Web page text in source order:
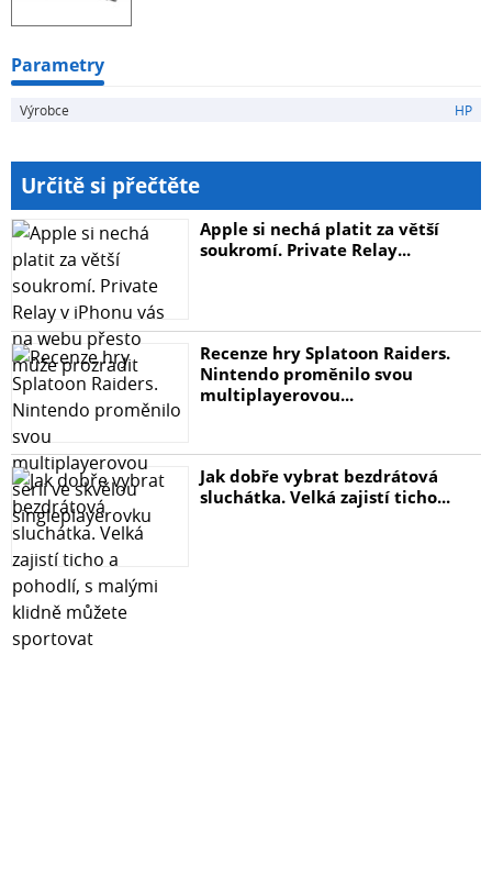
Parametry
Výrobce HP
Určitě si přečtěte
Apple si nechá platit za větší
soukromí. Private Relay...
Recenze hry Splatoon Raiders.
Nintendo proměnilo svou
multiplayerovou...
Jak dobře vybrat bezdrátová
sluchátka. Velká zajistí ticho...